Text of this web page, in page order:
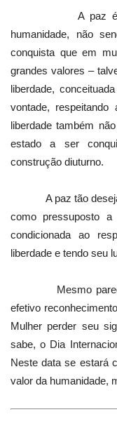
A paz é um
humanidade, não
conquista que em
grandes valores –
liberdade,
vontade,
liberdade também
estado a ser
construção diuturno.
A paz tão
como pressuposto a
condicionada ao
liberdade e tendo seu
Mesmo
efetivo
Mulher perder seu
sabe, o Dia
Neste data se estará
valor da humanidade,